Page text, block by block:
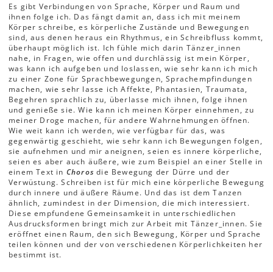
Es gibt Verbindungen von Sprache, Körper und Raum und
ihnen folge ich. Das fängt damit an, dass ich mit meinem
Körper schreibe, es körperliche Zustände und Bewegungen
sind, aus denen heraus ein Rhythmus, ein Schreibfluss kommt,
überhaupt möglich ist. Ich fühle mich darin Tänzer_innen
nahe, in Fragen, wie offen und durchlässig ist mein Körper,
was kann ich aufgeben und loslassen, wie sehr kann ich mich
zu einer Zone für Sprachbewegungen, Sprachempfindungen
machen, wie sehr lasse ich Affekte, Phantasien, Traumata,
Begehren sprachlich zu, überlasse mich ihnen, folge ihnen
und genieße sie. Wie kann ich meinen Körper einnehmen, zu
meiner Droge machen, für andere Wahrnehmungen öffnen.
Wie weit kann ich werden, wie verfügbar für das, was
gegenwärtig geschieht, wie sehr kann ich Bewegungen folgen,
sie aufnehmen und mir aneignen, seien es innere körperliche,
seien es aber auch äußere, wie zum Beispiel an einer Stelle in
einem Text in Chorosdie Bewegung der Dürre und der
Verwüstung. Schreiben ist für mich eine körperliche Bewegung
durch innere und äußere Räume. Und das ist dem Tanzen
ähnlich, zumindest in der Dimension, die mich interessiert.
Diese empfundene Gemeinsamkeit in unterschiedlichen
Ausdrucksformen bringt mich zur Arbeit mit Tänzer_innen. Sie
eröffnet einen Raum, den sich Bewegung, Körper und Sprache
teilen können und der von verschiedenen Körperlichkeiten her
bestimmt ist.